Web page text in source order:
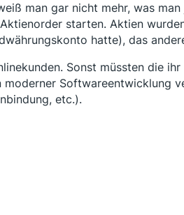
man gar nicht mehr, was
starten. Aktien
hatte), das
Sonst müssten die
Softwareentwicklung
etc.).